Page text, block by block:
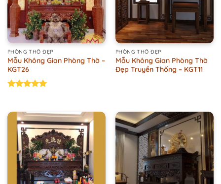
PHÒNG THỜ ĐẸP
Mẫu Không Gian Phòng Thờ –
KGT26
PHÒNG THỜ ĐẸP
Mẫu Không Gian Phòng Thờ
Đẹp Truyền Thống – KGT11